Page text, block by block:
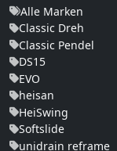
Alle Marken
Classic Dreh
Classic Pendel
DS15
EVO
heisan
HeiSwing
Softslide
unidrain reframe